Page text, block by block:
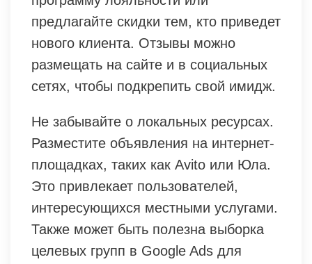
предлагайте скидки тем, кто приведет
нового клиента. Отзывы можно
размещать на сайте и в социальных
сетях, чтобы подкрепить свой имидж.
Не забывайте о локальных ресурсах.
Разместите объявления на интернет-
площадках, таких как Avito или Юла.
Это привлекает пользователей,
интересующихся местными услугами.
Также может быть полезна выборка
целевых групп в Google Ads для